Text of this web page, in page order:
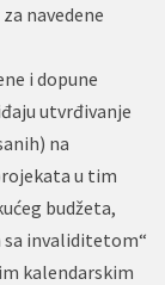
navedene
i dopune
utvrđivanje
na
u tim
budžeta,
sa invaliditetom“
kalendarskim